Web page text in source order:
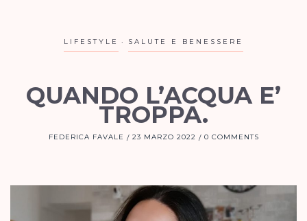
LIFESTYLE SALUTE E BENESSERE
QUANDO L’ACQUA E’
TROPPA.
FEDERICA FAVALE 23 MARZO 2022 0 COMMENTS